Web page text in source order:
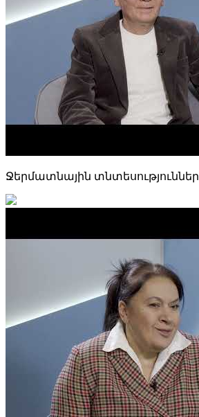
Ջերմատնային տնտեսություններ